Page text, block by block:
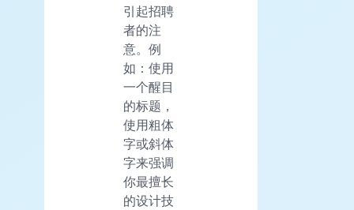
引起招聘
者的注
意。例
如：使用
一个醒目
的标题，
使用粗体
字或斜体
字来强调
你最擅长
的设计技